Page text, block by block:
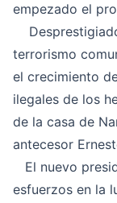
empezado el
terrorismo
el crecimiento
ilegales de los
de la casa de
antecesor
El nuevo
esfuerzos en la